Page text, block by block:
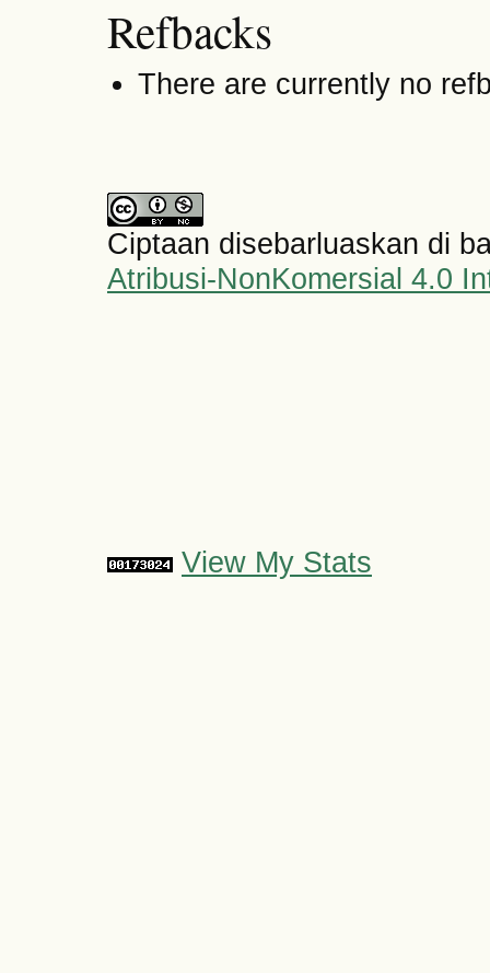
Refbacks
There are currently no
Ciptaan disebarluaskan di
Atribusi-NonKomersial 4.0
View My Stats